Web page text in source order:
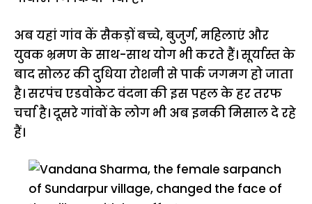
अब यहां गांव कें सैकड़ों बच्चे, बुजुर्ग, महिलाएं और
युवक भ्रमण के साथ-साथ योग भी करते हैं। सूर्यास्त के
बाद सोलर की दुधिया रोशनी से पार्क जगमग हो जाता
है। सरपंच एडवोकेट वंदना की इस पहल के हर तरफ
चर्चा है। दूसरे गांवों के लोग भी अब इनकी मिसाल दे रहे
हैं।